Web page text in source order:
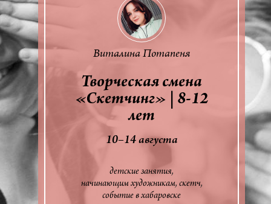
Виталина Потапеня
Творческая смена
«Скетчинг» | 8-12
лет
10–14 августа
детские занятия
начинающим художникам скетч
событие в хабаровске